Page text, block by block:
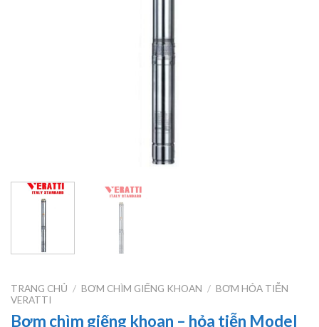
TRANG CHỦ / BƠM CHÌM GIẾNG KHOAN / BƠM HỎA TIỄN
VERATTI
Bơm chìm giếng khoan – hỏa tiễn Model